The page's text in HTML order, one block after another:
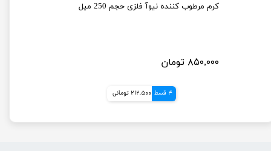
کرم مرطوب کننده نیوآ فلزی حجم 250 میل
۸۵۰,۰۰۰ تومان
4 قسط 212,500 تومانی